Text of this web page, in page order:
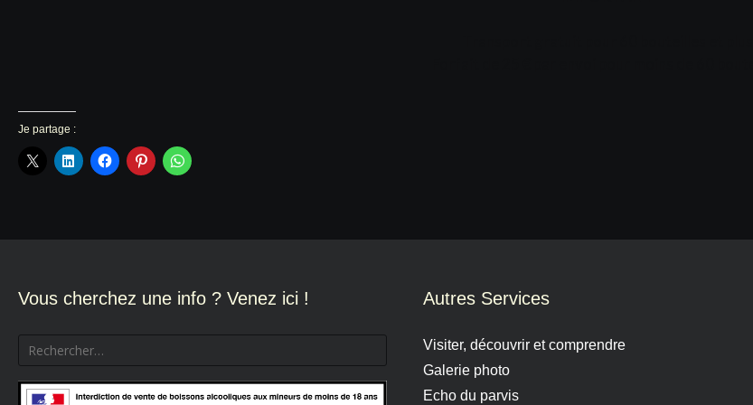
Je partage :
Vous cherchez une info ? Venez ici !
Rechercher :
Autres Services
Visiter, découvrir et comprendre
Galerie photo
Echo du parvis